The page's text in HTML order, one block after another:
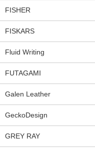
FISHER
FISKARS
Fluid Writing
FUTAGAMI
Galen Leather
GeckoDesign
GREY RAY